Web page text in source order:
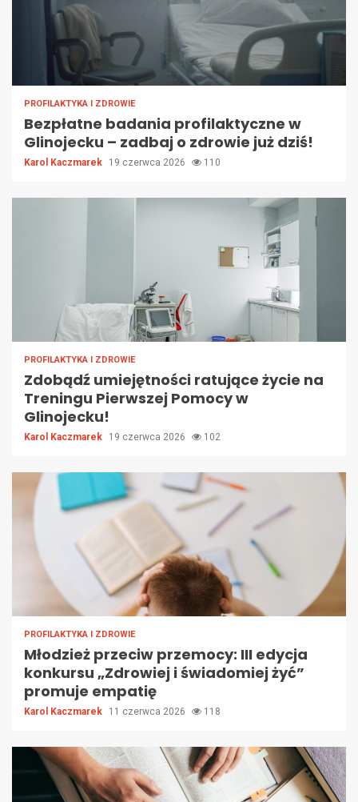
PROFILAKTYKA I ZDROWIE
Bezpłatne badania profilaktyczne w
Glinojecku – zadbaj o zdrowie już dziś!
Karol Kaczmarek 19 czerwca 2026 110
PROFILAKTYKA I ZDROWIE
Zdobądź umiejętności ratujące życie na
Treningu Pierwszej Pomocy w
Glinojecku!
Karol Kaczmarek 19 czerwca 2026 102
PROFILAKTYKA I ZDROWIE
Młodzież przeciw przemocy: III edycja
konkursu „Zdrowiej i świadomiej żyć”
promuje empatię
Karol Kaczmarek 11 czerwca 2026 118